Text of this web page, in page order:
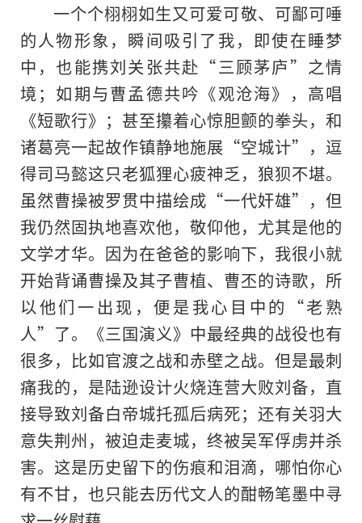
一个个栩栩如生又可爱可敬、可鄙可唾
的人物形象，瞬间吸引了我，即使在睡梦
中，也能携刘关张共赴“三顾茅庐”之情
境；如期与曹孟德共吟《观沧海》，高唱
《短歌行》；甚至攥着心惊胆颤的拳头，和
诸葛亮一起故作镇静地施展“空城计”，逗
得司马懿这只老狐狸心疲神乏，狼狈不堪。
虽然曹操被罗贯中描绘成“一代奸雄”，但
我仍然固执地喜欢他，敬仰他，尤其是他的
文学才华。因为在爸爸的影响下，我很小就
开始背诵曹操及其子曹植、曹丕的诗歌，所
以他们一出现，便是我心目中的“老熟
人”了。《三国演义》中最经典的战役也有
很多，比如官渡之战和赤壁之战。但是最刺
痛我的，是陆逊设计火烧连营大败刘备，直
接导致刘备白帝城托孤后病死；还有关羽大
意失荆州，被迫走麦城，终被吴军俘虏并杀
害。这是历史留下的伤痕和泪滴，哪怕你心
有不甘，也只能去历代文人的酣畅笔墨中寻